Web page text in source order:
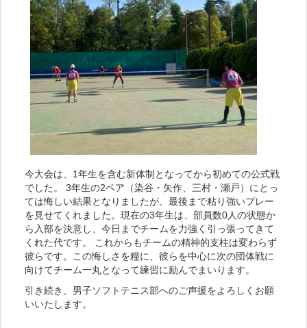
今大会は、1年生を含む新体制となってから初めての公式戦
でした。 3年生の2ペア（染谷・矢作、三村・瀬戸）にとっ
ては悔しい結果となりましたが、最後まで粘り強いプレー
を見せてくれました。現在の3年生は、部員数0人の状態か
ら入部を決意し、今日までチームを力強く引っ張ってきて
くれた代です。 これからもチームの精神的支柱は変わらず
彼らです。この悔しさを糧に、彼らを中心に次の団体戦に
向けてチーム一丸となって練習に励んでまいります。
引き続き、男子ソフトテニス部へのご声援をよろしくお願
いいたします。